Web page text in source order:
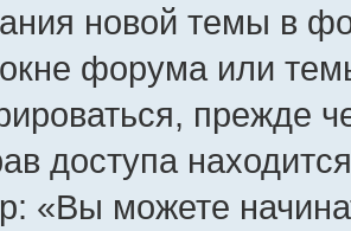
новой темы в
окне форума или
прежде
доступа
«Вы можете